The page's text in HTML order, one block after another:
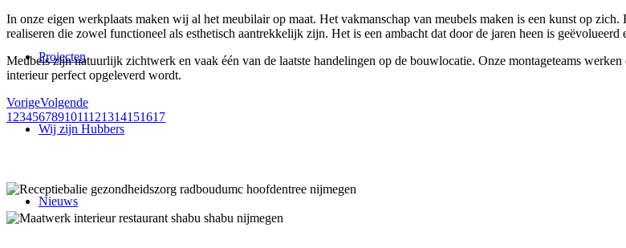
Projecten
Wij zijn Hubbers
Nieuws
In onze eigen werkplaats maken wij al het meubilair op maat. Het vakmanschap van meubels maken is een kunst op
realiseren die zowel functioneel als esthetisch aantrekkelijk zijn. Het is een ambacht dat door de jaren heen is
Meubels zijn natuurlijk zichtwerk en vaak één van de laatste handelingen op de bouwlocatie. Onze montageteams
interieur perfect opgeleverd wordt.
VorigeVolgende
1234567891011121314151617